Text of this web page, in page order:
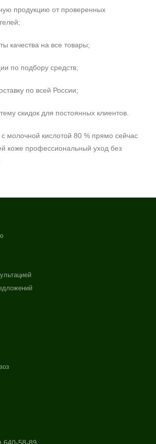
продукцию от проверенных
качества на все товары;
по подбору средств;
по всей России;
скидок для постоянных клиентов.
с молочной кислотой 80 % прямо сейчас
коже профессиональный уход без